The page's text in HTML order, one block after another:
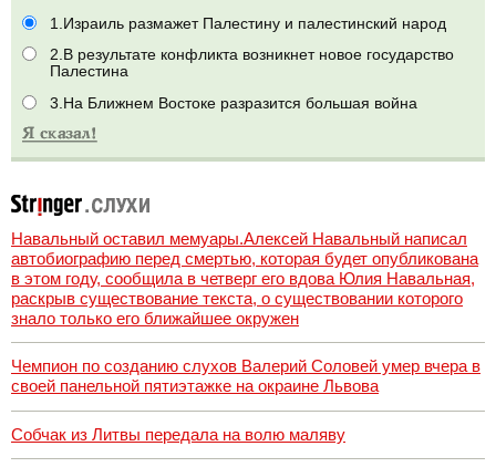
1.Израиль размажет Палестину и палестинский народ
2.В результате конфликта возникнет новое государство
Палестина
3.На Ближнем Востоке разразится большая война
Навальный оставил мемуары.Алексей Навальный написал
автобиографию перед смертью, которая будет опубликована
в этом году, сообщила в четверг его вдова Юлия Навальная,
раскрыв существование текста, о существовании которого
знало только его ближайшее окружен
Чемпион по созданию слухов Валерий Соловей умер вчера в
своей панельной пятиэтажке на окраине Львова
Собчак из Литвы передала на волю маляву